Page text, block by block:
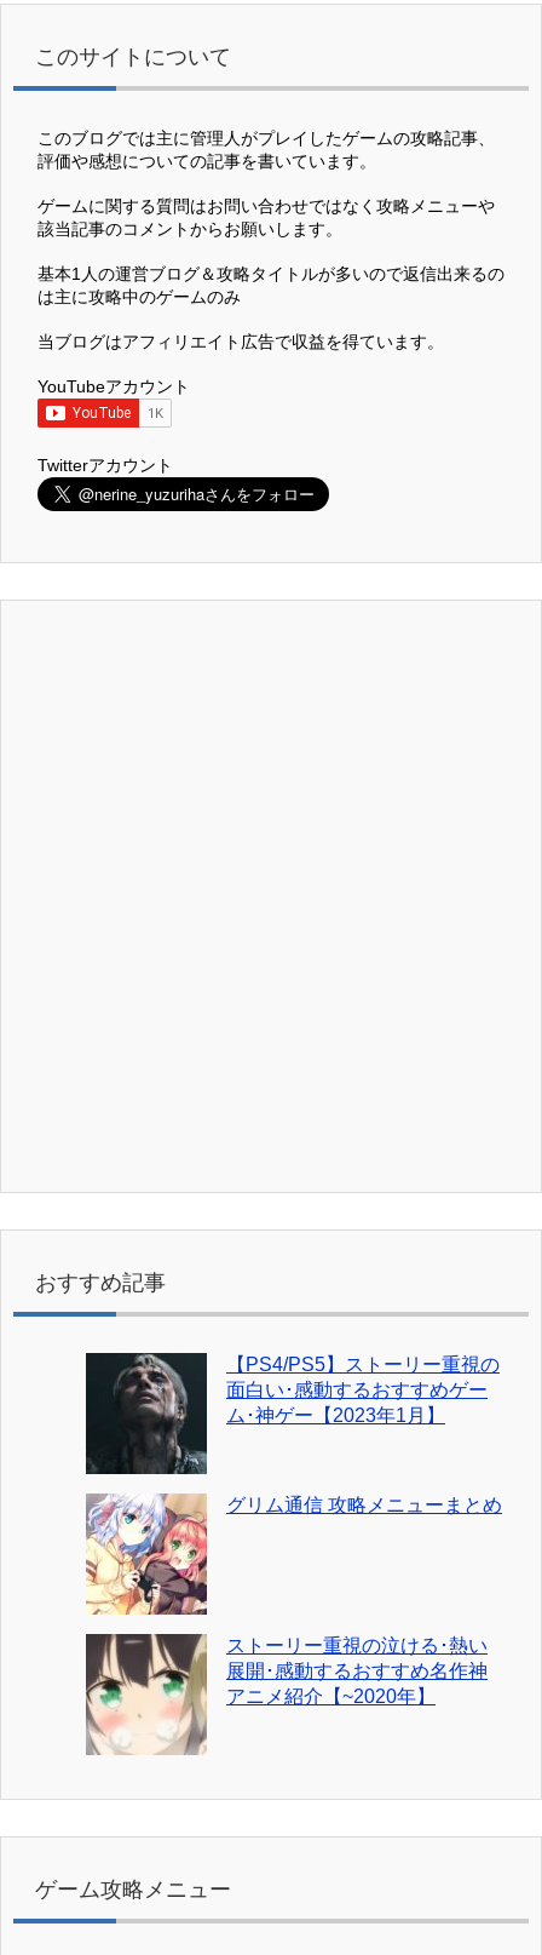
このサイトについて
このブログでは主に管理人がプレイしたゲームの攻略記事、
評価や感想についての記事を書いています。
ゲームに関する質問はお問い合わせではなく攻略メニューや
該当記事のコメントからお願いします。
基本1人の運営ブログ＆攻略タイトルが多いので返信出来るの
は主に攻略中のゲームのみ
当ブログはアフィリエイト広告で収益を得ています。
YouTubeアカウント
Twitterアカウント
おすすめ記事
【PS4/PS5】ストーリー重視の
面白い･感動するおすすめゲー
ム･神ゲー【2023年1月】
グリム通信 攻略メニューまとめ
ストーリー重視の泣ける･熱い
展開･感動するおすすめ名作神
アニメ紹介【~2020年】
ゲーム攻略メニュー